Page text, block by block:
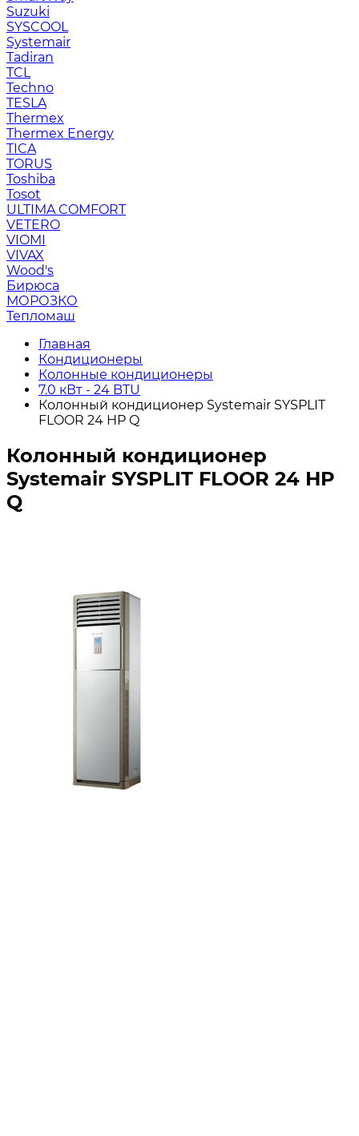
Suzuki
SYSCOOL
Systemair
Tadiran
TCL
Techno
TESLA
Thermex
Thermex Energy
TICA
TORUS
Toshiba
Tosot
ULTIMA COMFORT
VETERO
VIOMI
VIVAX
Wood's
Бирюса
МОРОЗКО
Тепломаш
Главная
Кондиционеры
Колонные кондиционеры
7.0 кВт - 24 BTU
Колонный кондиционер Systemair SYSPLIT
FLOOR 24 HP Q
Колонный кондиционер
Systemair SYSPLIT FLOOR 24 HP
Q